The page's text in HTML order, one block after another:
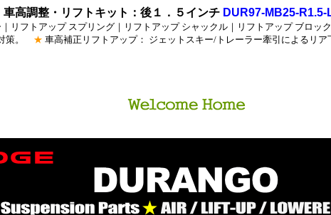
ション_パーツ・リフトアップ_サスペンション・ローダウン_
高調整・リフトキット：後１．５インチ DUR97-MB25-
リフトアップ スプリング｜リフトアップ シャックル｜リフトアップ ブロ
策。 ★ 車高補正リフトアップ： ジェットスキー/トレーラー牽引によるリ